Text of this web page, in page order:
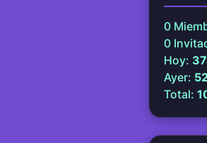
0
0
Hoy:
Ayer:
Total: